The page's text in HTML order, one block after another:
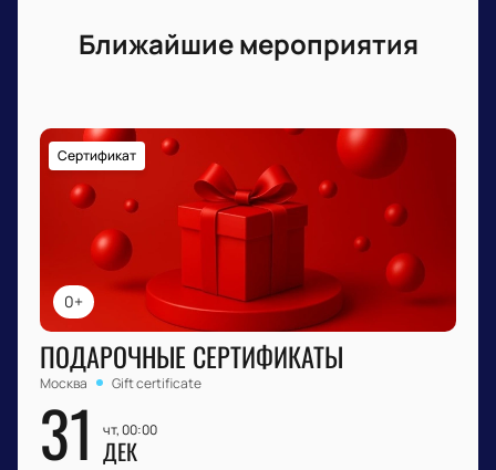
Ближайшие мероприятия
0+
Сертификат
ПОДАРОЧНЫЕ СЕРТИФИКАТЫ
Москва Gift certificate
31 чт, 00:00
ДЕК